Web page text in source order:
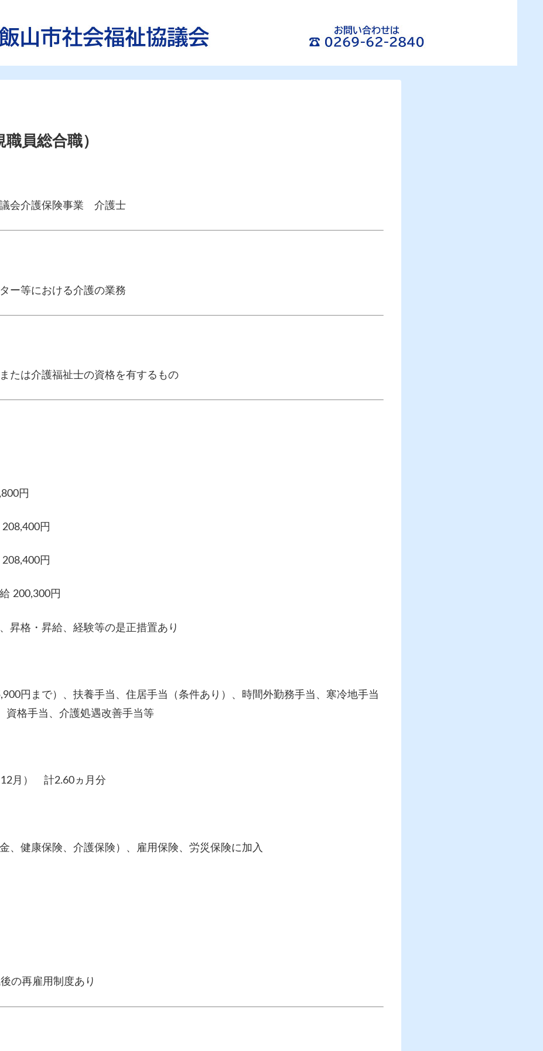
員総合職）
会介護保険事業 介護士
ー等における介護の業務
たは介護福祉士の資格を有するもの
円
円
円
200,300円
昇格・昇給、経験等の是正措置あり
円まで）、扶養手当、住居手当（条件あり）、時間外勤務手当、寒冷地手当
資格手当、介護処遇改善手当等
月） 計2.60ヵ月分
、健康保険、介護保険）、雇用保険、労災保険に加入
の再雇用制度あり